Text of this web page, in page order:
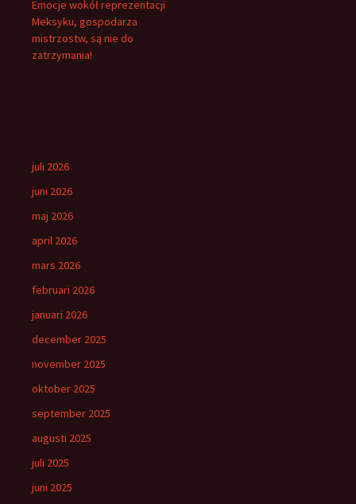
Emocje wokół reprezentacji
Meksyku, gospodarza
mistrzostw, są nie do
zatrzymania!
juli 2026
juni 2026
maj 2026
april 2026
mars 2026
februari 2026
januari 2026
december 2025
november 2025
oktober 2025
september 2025
augusti 2025
juli 2025
juni 2025